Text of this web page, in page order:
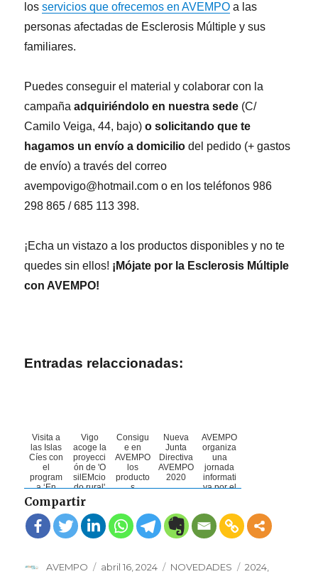
losservicios que ofrecemos en AVEMPO a las
personas afectadas de Esclerosis Múltiple y sus
familiares.
Puedes conseguir el material y colaborar con la
campañaadquiriéndolo en nuestra sede (C/
Camilo Veiga, 44, bajo)o solicitando que te
hagamos un envío a domicilio del pedido (+ gastos
de envío) a través del correo
avempovigo@hotmail.com o en los teléfonos 986
298 865 / 685 113 398.
¡Echa un vistazo a los productos disponibles y no te
quedes sin ellos! ¡Mójate por la Esclerosis Múltiple
con AVEMPO!
Entradas relaccionadas:
Visita a
las Islas
Cíes con
el
program
a ‘En
Ruta
Coa
Depo’
2023
Vigo
acoge la
proyecci
ón de 'O
silEMcio
do rural'
próximo
27 de
mayo
Consigu
e en
AVEMPO
los
producto
s
'Móllate'
2023 por
la
Múltiple
Nueva
Junta
Directiva
AVEMPO
2020
AVEMPO
organiza
una
jornada
informati
va por el
de la
Esclerosi
s
Compartir
Autor
AVEMPO
Publicado
abril 16, 2024 Categorías
NOVEDADES Etiquetas
2024